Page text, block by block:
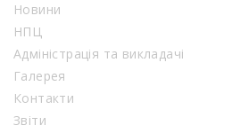
Новини
НПЦ
Адміністрація та викладачі
Галерея
Контакти
Звіти